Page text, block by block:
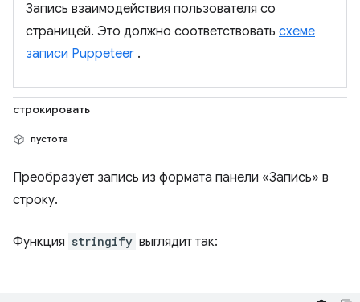
Запись взаимодействия пользователя со
страницей. Это должно соответствовать схеме
записи Puppeteer .
строкировать
пустота
Преобразует запись из формата панели «Запись» в
строку.
Функция stringify выглядит так: